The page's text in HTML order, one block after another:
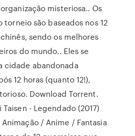
misteriosa.. Os
são baseados nos 12
sendo os melhores
do mundo.. Eles se
cidade abandonada
12 horas (quanto 12!),
Download Torrent.
- Legendado (2017)
/ Anime / Fantasia